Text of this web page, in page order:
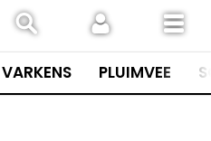
VARKENS PLUIMVEE